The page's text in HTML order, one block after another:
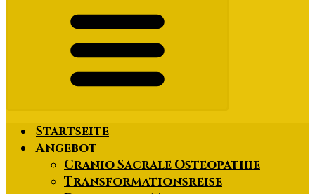
Startseite
Angebot
Cranio Sacrale Osteopathie
Transformationsreise